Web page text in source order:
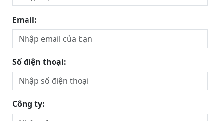
Email:
Số điện thoại:
Công ty: